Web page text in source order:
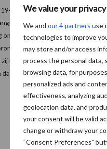
We value your privacy
We and our 4 partners use
technologies to improve
may store and/or access
process the personal data,
browsing data, for
personalized ads and
effectiveness, analyzing
geolocation data, and
your consent will be valid
change or withdraw your
“Consent Preferences”
jarige Palestijn helpt mee op
dagen? Geen probleem hoor,
te gaan werken, want we
voor de bewoners. “Ze
die nu niet naar school kunnen.
tonen aan onze